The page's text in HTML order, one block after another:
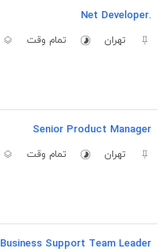
.Net Developer
تهران تمام وقت
Senior Product Manager
تهران تمام وقت
Business Support Team Leader